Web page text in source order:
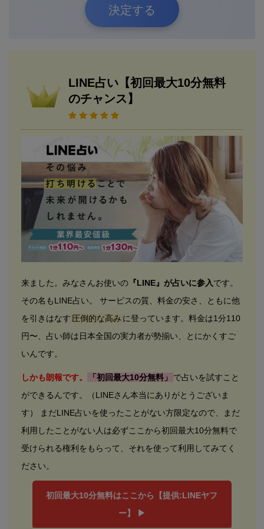
決定する
LINE占い【初回最大10分無料
のチャンス】
来ました。みなさんお使いの 『LINE』が占いに参入です。
その名もLINE占い。 サービスの質、料金の安さ、ともに他
を引きはなす 圧倒的な高み に登っています。料金は1分110
円〜、占い師は日本全国の実力者が勢揃い、とにかくすご
いんです。
しかも朗報です。 「初回最大10分無料」
で占いを試すこと
ができるんです。（LINEさん本当にありがとうございま
す） まだLINE占いを使ったことがない方限定なので、まだ
利用したことがない人は必ずここから初回最大10分無料で
受けられる権利をもらって、それを使って利用してみてく
ださい。
初回最大10分無料はここから【提供:LINEヤフ
ー】 ▶︎